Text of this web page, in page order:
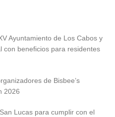
Ayuntamiento de Los Cabos y
con beneficios para residentes
de Bisbee’s
2026
Lucas para cumplir con el